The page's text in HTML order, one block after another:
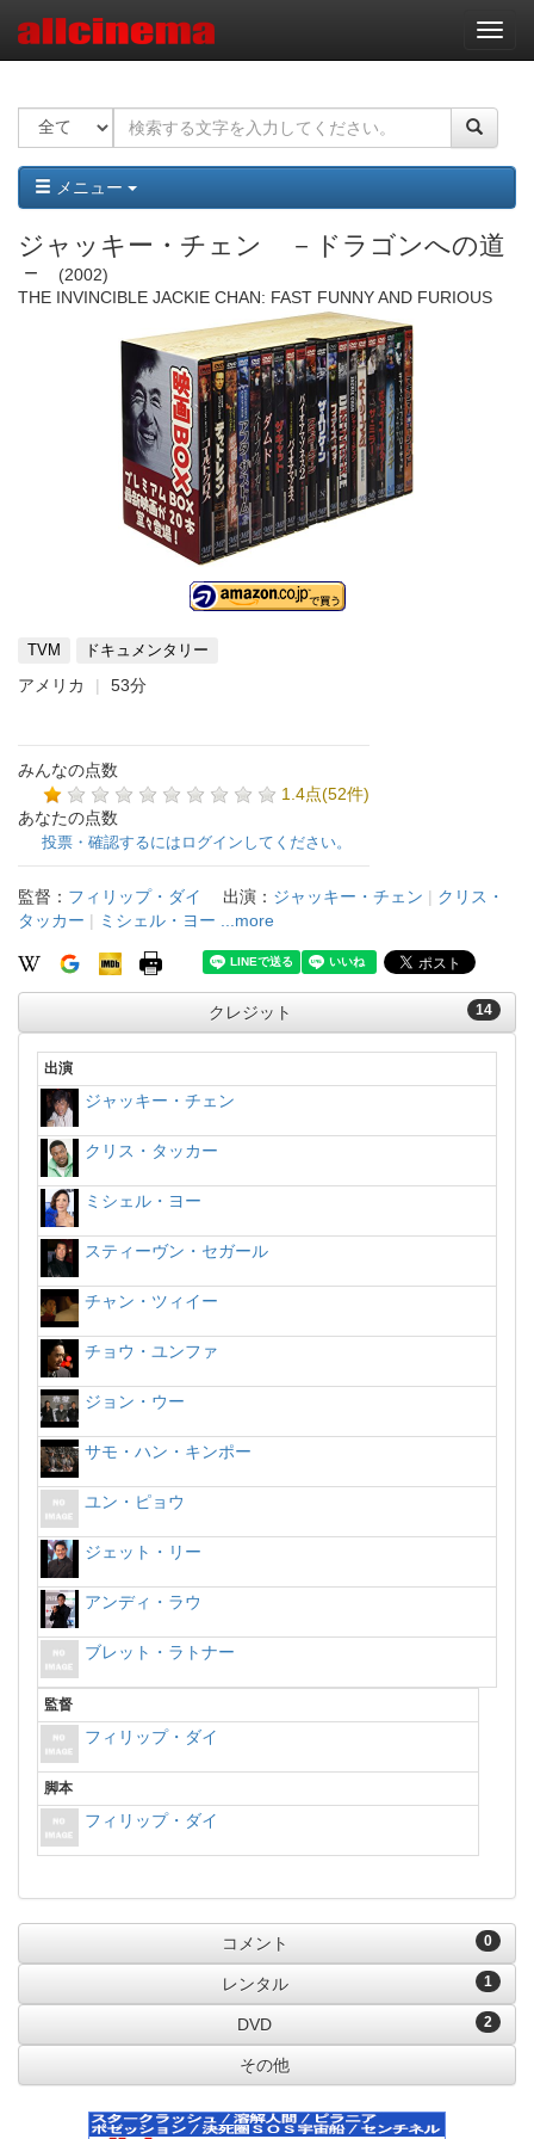
ナ
ビ
ー
ョ
ン
メニュー
ジャッキー・チェン －ドラゴンへの道
－
2002
THE INVINCIBLE JACKIE CHAN: FAST FUNNY AND FURIOUS
TVM ドキュメンタリー
アメリカ 53分
みんなの点数
1.4点(52件)
あなたの点数
投票・確認するにはログインしてください。
監督： フィリップ・ダイ 出演： ジャッキー・チェン | クリス・
タッカー | ミシェル・ヨー ...more
14
クレジット
出演
ジャッキー・チェン
クリス・タッカー
ミシェル・ヨー
スティーヴン・セガール
チャン・ツィイー
チョウ・ユンファ
ジョン・ウー
サモ・ハン・キンポー
ユン・ピョウ
ジェット・リー
アンディ・ラウ
ブレット・ラトナー
監督
フィリップ・ダイ
脚本
フィリップ・ダイ
0
コメント
1
レンタル
2
DVD
その他